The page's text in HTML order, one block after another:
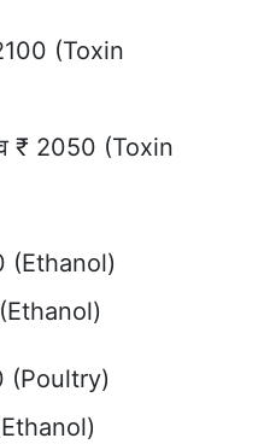
(Toxin
₹ 2050 (Toxin
(Ethanol)
(Poultry)